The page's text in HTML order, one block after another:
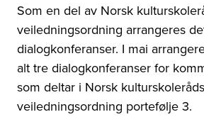
Som en del av Norsk
veiledningsordning arrangeres
dialogkonferanser. I mai
alt tre dialogkonferanser for
som deltar i Norsk
veiledningsordning portefølje 3.